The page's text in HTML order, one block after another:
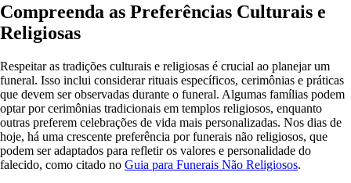
Compreenda as Preferências Culturais e
Religiosas
Respeitar as tradições culturais e religiosas é crucial ao planejar um
funeral. Isso inclui considerar rituais específicos, cerimônias e práticas
que devem ser observadas durante o funeral. Algumas famílias podem
optar por cerimônias tradicionais em templos religiosos, enquanto
outras preferem celebrações de vida mais personalizadas. Nos dias de
hoje, há uma crescente preferência por funerais não religiosos, que
podem ser adaptados para refletir os valores e personalidade do
falecido, como citado no Guia para Funerais Não Religiosos.